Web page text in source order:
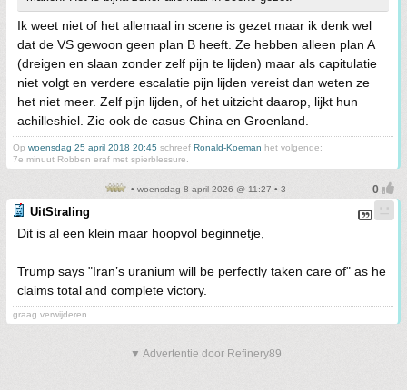
Ik weet niet of het allemaal in scene is gezet maar ik denk wel
dat de VS gewoon geen plan B heeft. Ze hebben alleen plan A
(dreigen en slaan zonder zelf pijn te lijden) maar als capitulatie
niet volgt en verdere escalatie pijn lijden vereist dan weten ze
het niet meer. Zelf pijn lijden, of het uitzicht daarop, lijkt hun
achilleshiel. Zie ook de casus China en Groenland.
Op woensdag 25 april 2018 20:45 schreef Ronald-Koeman het volgende:
7e minuut Robben eraf met spierblessure.
• woensdag 8 april 2026 @ 11:27 • 3
UitStraling
Dit is al een klein maar hoopvol beginnetje,
Trump says "Iran’s uranium will be perfectly taken care of" as he
claims total and complete victory.
graag verwijderen
▼ Advertentie door Refinery89